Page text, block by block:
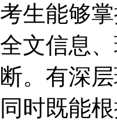
考生能够
全文信息
断。有深
同时既能